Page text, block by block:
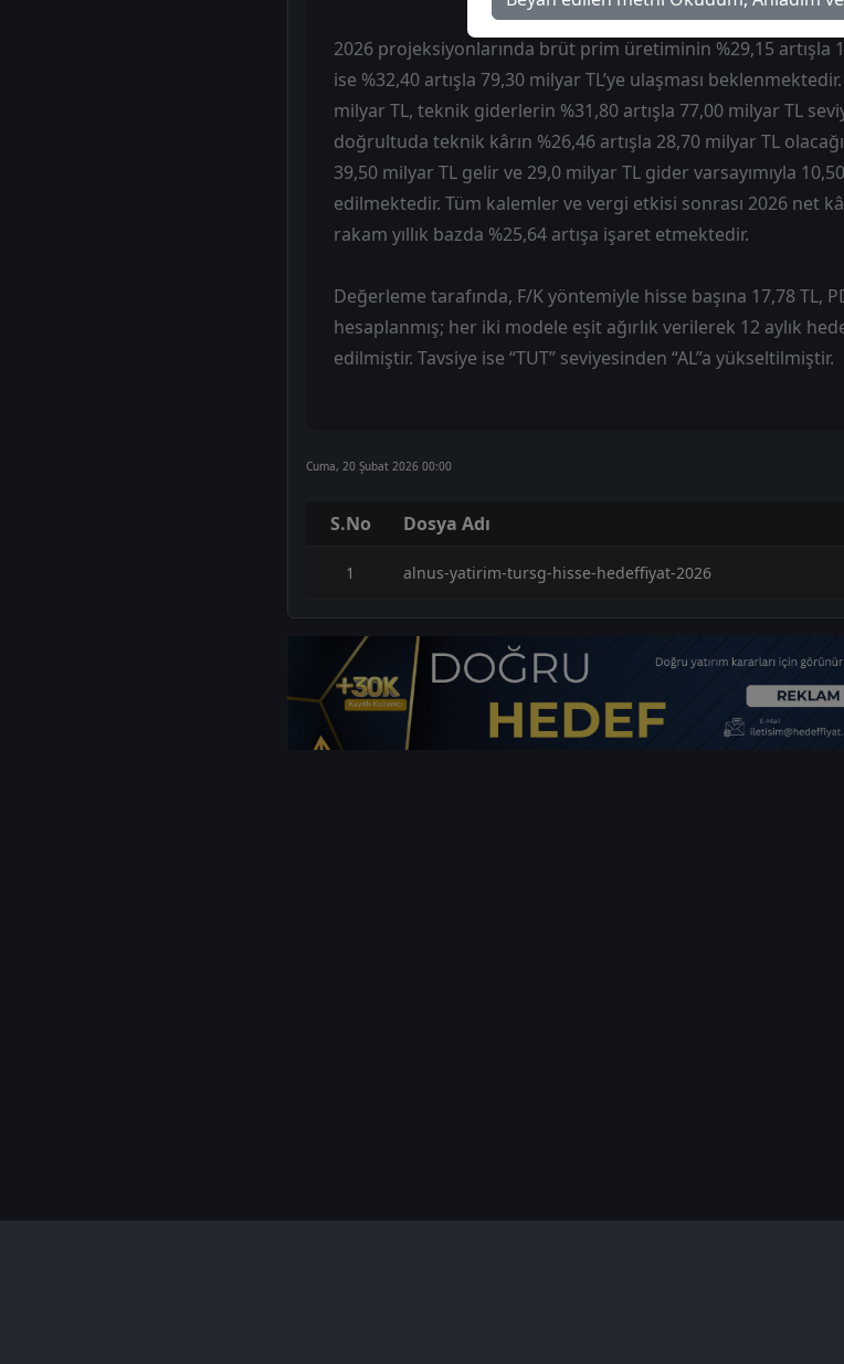
2026 projeksiyonlarında brüt prim üretiminin %29,15 artışla
ise %32,40 artışla 79,30 milyar TL’ye ulaşması
milyar TL, teknik giderlerin %31,80 artışla 77,00 milyar TL
doğrultuda teknik kârın %26,46 artışla 28,70 milyar TL
39,50 milyar TL gelir ve 29,0 milyar TL gider varsayımıyla
edilmektedir. Tüm kalemler ve vergi etkisi sonrası 2026 net
rakam yıllık bazda %25,64 artışa işaret etmektedir.
Değerleme tarafında, F/K yöntemiyle hisse başına 17,78 TL,
hesaplanmış; her iki modele eşit ağırlık verilerek 12 aylık
edilmiştir. Tavsiye ise “TUT” seviyesinden “AL”a yükseltilmiştir.
Cuma, 20 Şubat 2026 00:00
S.No Dosya Adı
1 alnus-yatirim-tursg-hisse-hedeffiyat-2026